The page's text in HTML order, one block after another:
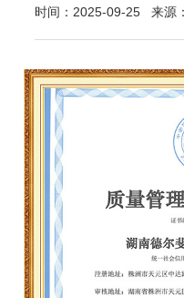
时间：2025-09-25 来源